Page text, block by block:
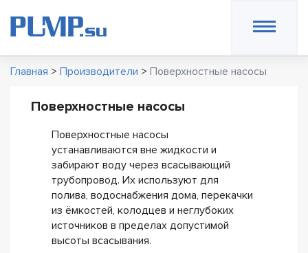
Главная > Производители > Поверхностные насосы
Поверхностные насосы
Поверхностные насосы
устанавливаются вне жидкости и
забирают воду через всасывающий
трубопровод. Их используют для
полива, водоснабжения дома, перекачки
из ёмкостей, колодцев и неглубоких
источников в пределах допустимой
высоты всасывания.